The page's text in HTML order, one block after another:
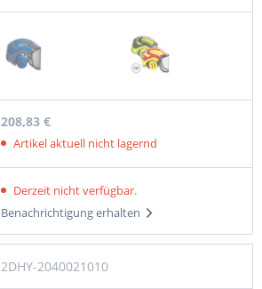
208,83 €
Artikel aktuell nicht lagernd
Derzeit nicht verfügbar.
Benachrichtigung erhalten
2DHY-2040021010